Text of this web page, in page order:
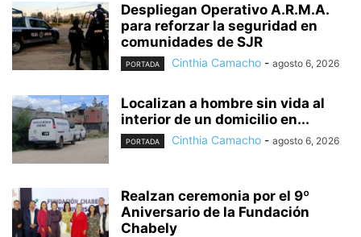
Despliegan Operativo A.R.M.A.
para reforzar la seguridad en
comunidades de SJR
PORTADA Cinthia Camacho - agosto 6, 2026
Localizan a hombre sin vida al
interior de un domicilio en...
PORTADA Cinthia Camacho - agosto 6, 2026
Realzan ceremonia por el 9º
Aniversario de la Fundación
Chabely